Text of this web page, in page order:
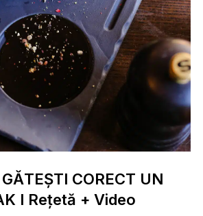
CORECT UN
I Rețetă + Video